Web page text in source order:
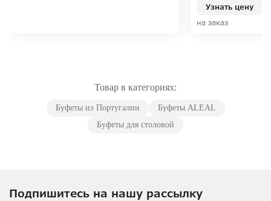
Узнать цену
на заказ
Товар в категориях:
Буфеты из Португалии
Буфеты ALEAL
Буфеты для столовой
Подпишитесь на нашу рассылку